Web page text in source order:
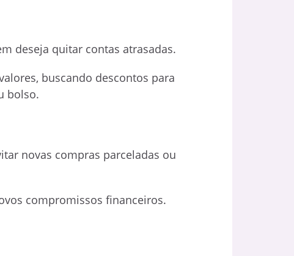
deseja quitar contas atrasadas.
buscando descontos para
bolso.
novas compras parceladas ou
compromissos financeiros.